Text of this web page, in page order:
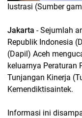
Iustrasi (Sumber
Jakarta - Sejumlah
Republik Indonesia
(Dapil) Aceh
keluarnya Peraturan
Tunjangan Kinerja
Kemendiktisaintek.
Informasi ini